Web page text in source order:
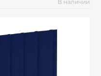
В наличии